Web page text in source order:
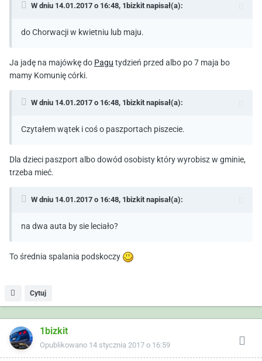
W dniu 14.01.2017 o 16:48, 1bizkit napisał(a):
do Chorwacji w kwietniu lub maju.
Ja jadę na majówkę do Pagu tydzień przed albo po 7 maja bo
mamy Komunię córki.
W dniu 14.01.2017 o 16:48, 1bizkit napisał(a):
Czytałem wątek i coś o paszportach piszecie.
Dla dzieci paszport albo dowód osobisty który wyrobisz w gminie,
trzeba mieć.
W dniu 14.01.2017 o 16:48, 1bizkit napisał(a):
na dwa auta by sie leciało?
To średnia spalania podskoczy
Cytuj
1bizkit
Opublikowano 14 stycznia 2017 o 16:59